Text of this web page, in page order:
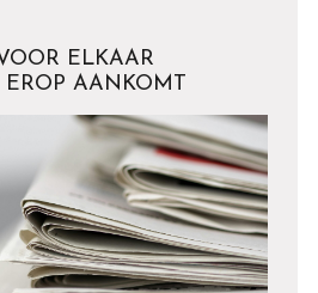
ELKAAR
AANKOMT